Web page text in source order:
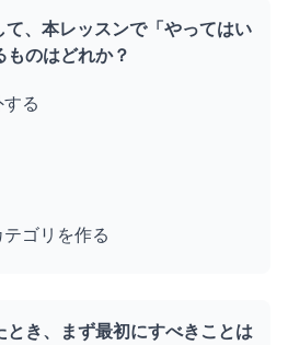
、本レッスンで「やってはい
のはどれか？
る
テゴリを作る
き、まず最初にすべきことは